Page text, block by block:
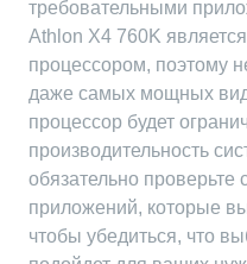
требовательными
Athlon X4 760K
процессором, поэтому
даже самых мощных
процессор будет
производительность
обязательно проверьте
приложений, которые
чтобы убедиться, что